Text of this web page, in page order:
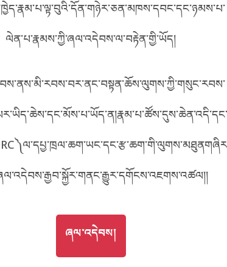
བོད་ཡིག
English
ភាសាខ្មែរ
ལེན་པ་རྣམས་ཀྱི་ཞལ་འདེབས་ལ་བརྟེན་གྱི་ཡོད།
GO TOཞལ་འདེབས།
ཞལ་འདེབས།
metadata ཕབ་ལེན། འདིའི་ཡོང་ཁུངས།